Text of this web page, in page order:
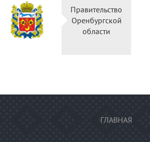
Правительство
Оренбургской
области
ГЛАВНАЯ